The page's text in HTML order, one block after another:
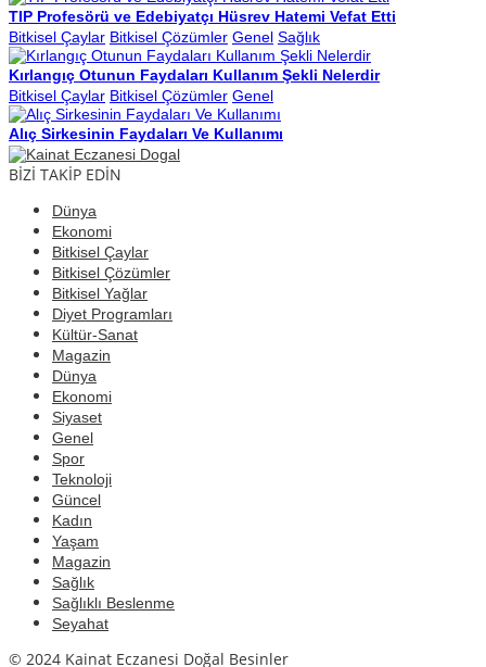
TIP Profesörü ve Edebiyatçı Hüsrev Hatemi Vefat Etti
Bitkisel Çaylar Bitkisel Çözümler Genel Sağlık
Kırlangıç Otunun Faydaları Kullanım Şekli Nelerdir
Bitkisel Çaylar Bitkisel Çözümler Genel
Alıç Sirkesinin Faydaları Ve Kullanımı
BİZİ TAKİP EDİN
Dünya
Ekonomi
Bitkisel Çaylar
Bitkisel Çözümler
Bitkisel Yağlar
Diyet Programları
Kültür-Sanat
Magazin
Dünya
Ekonomi
Siyaset
Genel
Spor
Teknoloji
Güncel
Kadın
Yaşam
Magazin
Sağlık
Sağlıklı Beslenme
Seyahat
© 2024 Kainat Eczanesi Doğal Besinler